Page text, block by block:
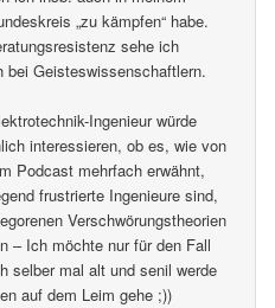
„zu kämpfen“ habe.
sehe ich
bei Geisteswissenschaftlern.
Ingenieur würde
interessieren, ob es, wie von
Podcast mehrfach erwähnt,
frustrierte Ingenieure sind,
Verschwörungstheorien
– Ich möchte nur für den Fall
selber mal alt und senil werde
auf dem Leim gehe ;))